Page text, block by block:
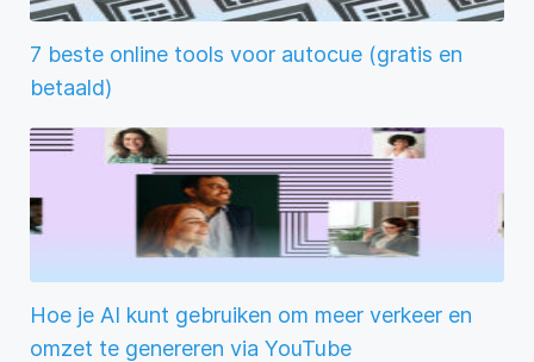
7 beste online tools voor autocue (gratis en
betaald)
Hoe je AI kunt gebruiken om meer verkeer en
omzet te genereren via YouTube